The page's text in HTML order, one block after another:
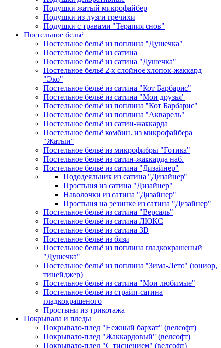
Подушки жатый микрофайбер
Подушки из лузги гречихи
Подушки с травами "Терапия снов"
Постельное бельё
Постельное бельё из поплина "Душечка"
Постельное бельё из сатина
Постельное бельё из сатина "Душечка"
Постельное бельё 2-х слойное хлопок-жаккард
"Эко"
Постельное бельё из сатина "Кот Барбарис"
Постельное бельё из сатина "Мои друзья"
Постельное бельё из поплина "Кот Барбарис"
Постельное бельё из поплина "Акварель"
Постельное бельё из сатин-жаккарда
Постельное бельё комбин. из микрофайбера
"Жатый"
Постельное бельё из микрофибры "Готика"
Постельное бельё из сатин-жаккарда наб.
Постельное бельё из сатина "Дизайнер"
Пододеяльник из сатина "Дизайнер"
Простыня из сатина "Дизайнер"
Наволочки из сатина "Дизайнер"
Простыня на резинке из сатина "Дизайнер"
Постельное бельё из сатина "Версаль"
Постельное бельё из сатина ЛЮКС
Постельное бельё из сатина 3D
Постельное бельё из бязи
Постельное бельё из поплина гладкокрашеный
"Душечка"
Постельное бельё из поплина "Зима-Лето" (юниор,
тинейджер)
Постельное бельё из сатина "Мои любимые"
Постельное бельё из страйп-сатина
гладкокрашеного
Простыни из трикотажа
Покрывала и пледы
Покрывало-плед "Нежный бархат" (велсофт)
Покрывало-плед "Жаккардовый" (велсофт)
Покрывало-плед "С тиснением" (велсофт)